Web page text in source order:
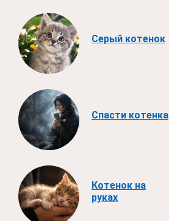
Серый котенок
Спасти котенка
Котенок на
руках